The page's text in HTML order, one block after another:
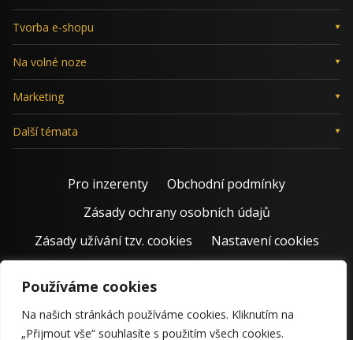
Používáme cookies
Na našich stránkách používáme cookies. Kliknutím na
„Přijmout vše“ souhlasíte s použitím všech cookies.
Tvorba e-shopu
Na volné noze
Marketing
Další témata
Pro inzerenty
Obchodní podmínky
Zásady ochrany osobních údajů
Zásady užívání tzv. cookies
Nastavení cookies